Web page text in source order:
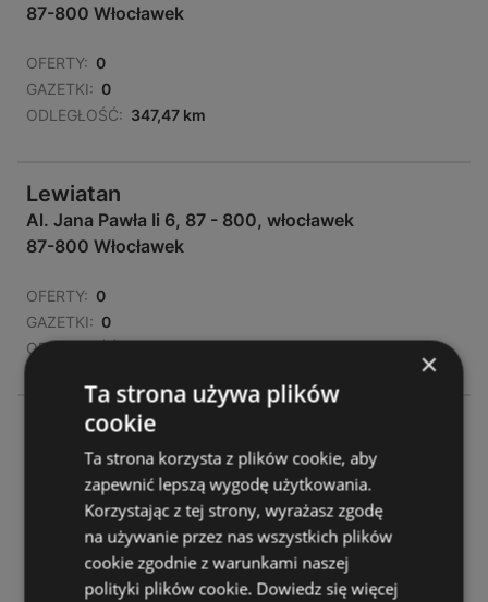
87-800 Włocławek
OFERTY: 0
GAZETKI: 0
ODLEGŁOŚĆ: 347,47 km
Lewiatan
Al. Jana Pawła Ii 6, 87 - 800, włocławek
87-800 Włocławek
OFERTY: 0
GAZETKI: 0
ODLEGŁOŚĆ:
Lewiatan
Kaliska 89b
87-812 Włocławek
ODLEGŁOŚĆ:
347,87 km
×
Ta strona używa plików
cookie
Ta strona korzysta z plików cookie, aby
zapewnić lepszą wygodę użytkowania.
Korzystając z tej strony, wyrażasz zgodę
na używanie przez nas wszystkich plików
cookie zgodnie z warunkami naszej
polityki plików cookie. Dowiedz się więcej